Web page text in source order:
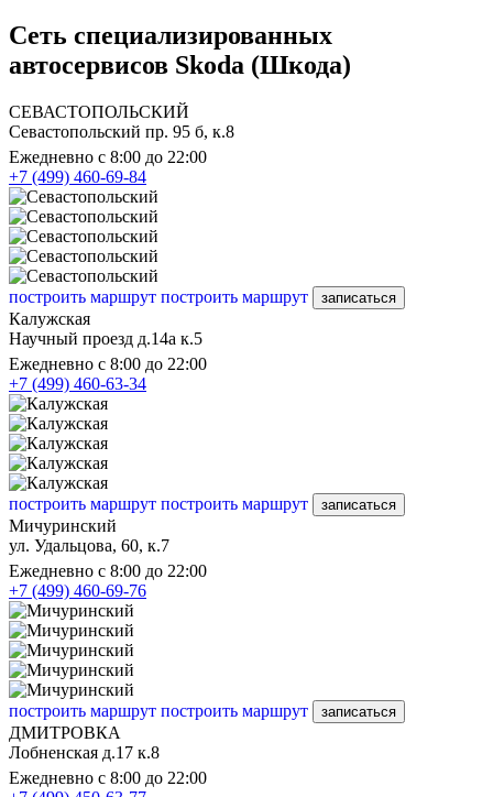
Сеть специализированных
автосервисов Skoda (Шкода)
СЕВАСТОПОЛЬСКИЙ
Севастопольский пр. 95 б, к.8
Ежедневно с 8:00 до 22:00
+7 (499) 460-69-84
построить маршрут построить маршрут записаться
Калужская
Научный проезд д.14а к.5
Ежедневно с 8:00 до 22:00
+7 (499) 460-63-34
построить маршрут построить маршрут записаться
Мичуринский
ул. Удальцова, 60, к.7
Ежедневно с 8:00 до 22:00
+7 (499) 460-69-76
построить маршрут построить маршрут записаться
ДМИТРОВКА
Лобненская д.17 к.8
Ежедневно с 8:00 до 22:00